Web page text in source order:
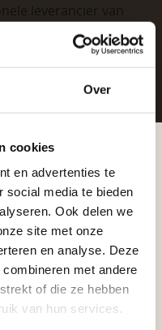
Over
cookies
en advertenties te
social media te bieden
Ook delen we
site met onze
en analyse. Deze
met andere
of die ze hebben
van hun services.
leverancier van
breed assortiment
Lees meer over de
alles voor uw
tijdens de
hanteren tijdens
openingstijden op
voor de